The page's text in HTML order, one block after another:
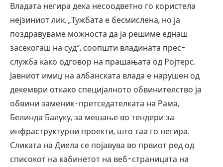
Владата негира дека несоодветно го користела
нејзиниот лик. „Тужбата е бесмислена, но ја
поздравуваме можноста да ја решиме еднаш
засекогаш на суд“, соопшти владината прес-
служба како одговор на прашањата од Ројтерс.
Јавниот имиџ на албанската влада е нарушен од
декември откако специјалното обвинителство ја
обвини заменик-претседателката на Рама,
Белинда Балуку, за мешање во тендери за
инфраструктурни проекти, што таа го негира.
Сликата на Диела се појавува во првиот ред од
списокот на кабинетот на веб-страницата на